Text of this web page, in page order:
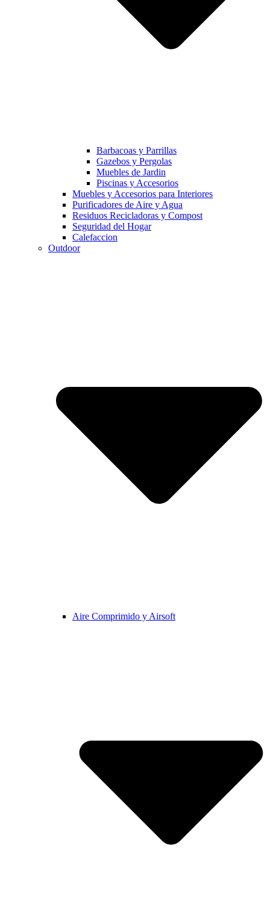
Barbacoas y Parrillas
Gazebos y Pergolas
Muebles de Jardin
Piscinas y Accesorios
Muebles y Accesorios para Interiores
Purificadores de Aire y Agua
Residuos Recicladoras y Compost
Seguridad del Hogar
Calefaccion
Outdoor
Aire Comprimido y Airsoft